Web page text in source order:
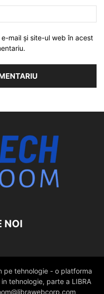
mail și site-ul web în acest
NOI
tehnologie - o platforma
tehnologie, parte a LIBRA